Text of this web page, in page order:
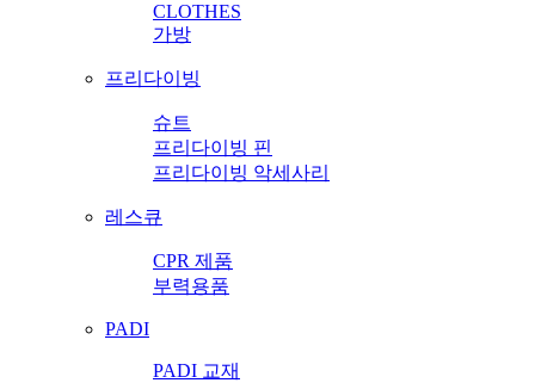
CLOTHES
가방
프리다이빙
슈트
프리다이빙 핀
프리다이빙 악세사리
레스큐
CPR 제품
부력용품
PADI
PADI 교재